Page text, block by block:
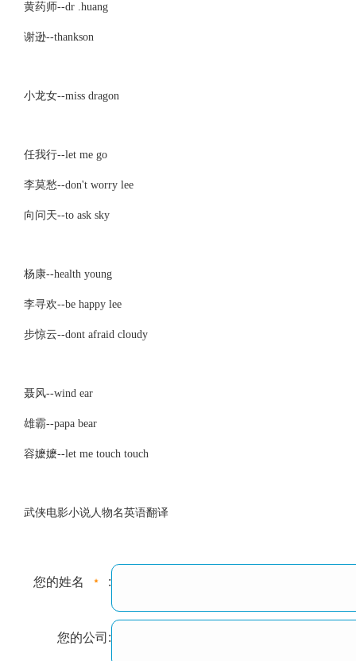
黄药师--dr .huang
谢逊--thankson
小龙女--miss dragon
任我行--let me go
李莫愁--don't worry lee
向问天--to ask sky
杨康--health young
李寻欢--be happy lee
步惊云--dont afraid cloudy
聂风--wind ear
雄霸--papa bear
容嬷嬷--let me touch touch
武侠电影小说人物名英语翻译
您的姓名 :
您的公司: